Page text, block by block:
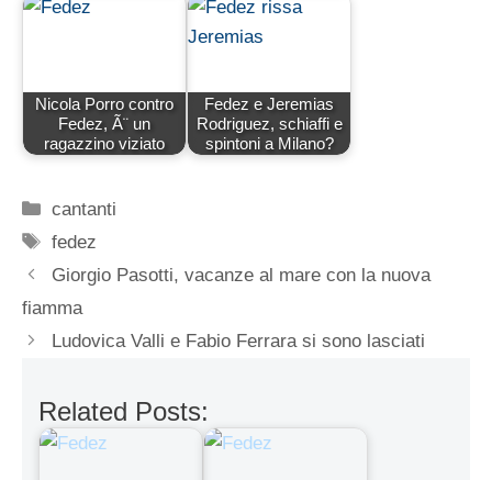
Nicola Porro contro
Fedez, Ã¨ un
ragazzino viziato
Fedez e Jeremias
Rodriguez, schiaffi e
spintoni a Milano?
Categorie
cantanti
Tag
fedez
Giorgio Pasotti, vacanze al mare con la nuova
fiamma
Ludovica Valli e Fabio Ferrara si sono lasciati
Related Posts: